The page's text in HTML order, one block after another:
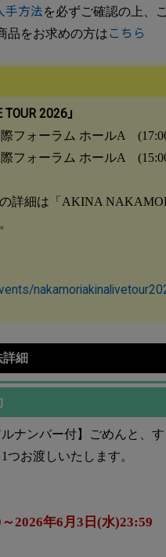
手方法を必ずご確認の上、
品をお求めの方は こちら
2026」
フォーラム ホールA
フォーラム ホールA
詳細は「AKINA
細
ナンバー付】ごめんと、
お渡しいたします。
2026年6月3日(水)23:59